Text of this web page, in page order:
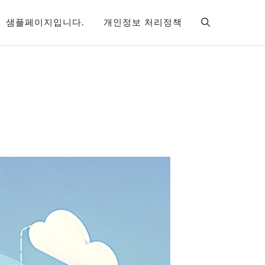
샘플페이지입니다. 개인정보 처리정책